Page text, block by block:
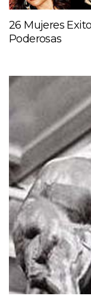
26 Mujeres
Poderosas